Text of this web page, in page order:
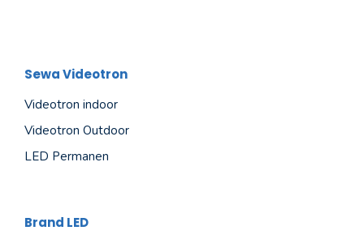
Sewa Videotron
Videotron indoor
Videotron Outdoor
LED Permanen
Brand LED